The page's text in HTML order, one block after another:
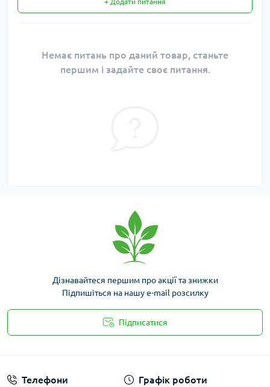
Немає питань про даний товар, станьте
першим і задайте своє питання.
Дізнавайтеся першим про акції та знижки
Підпишіться на нашу e-mail розсилку
Підписатися
Телефони Графік роботи